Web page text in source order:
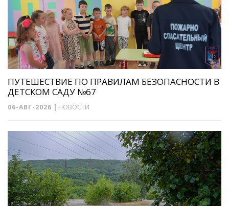
ПУТЕШЕСТВИЕ ПО ПРАВИЛАМ БЕЗОПАСНОСТИ В
ДЕТСКОМ САДУ №67
06-АВГ-2026 | НОВОСТИ